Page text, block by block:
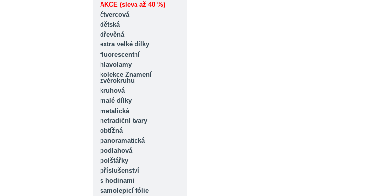
AKCE (sleva až 40 %)
čtvercová
dětská
dřevěná
extra velké dílky
fluorescentní
hlavolamy
kolekce Znamení
zvěrokruhu
kruhová
malé dílky
metalická
netradiční tvary
obtížná
panoramatická
podlahová
polštářky
příslušenství
s hodinami
samolepicí fólie